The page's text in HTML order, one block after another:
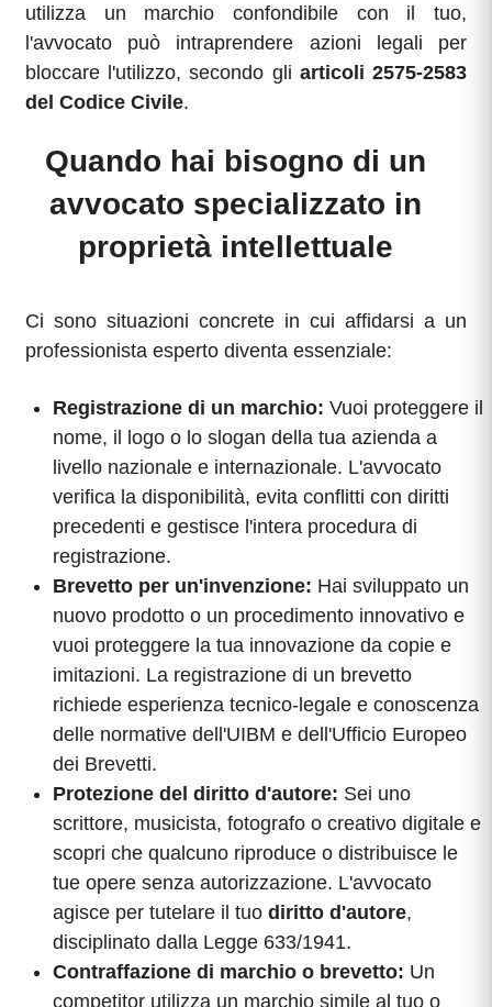
utilizza un marchio confondibile con il tuo,
l'avvocato può intraprendere azioni legali per
bloccare l'utilizzo, secondo gli articoli 2575-2583
del Codice Civile.
Quando hai bisogno di un
avvocato specializzato in
proprietà intellettuale
Ci sono situazioni concrete in cui affidarsi a un
professionista esperto diventa essenziale:
Registrazione di un marchio: Vuoi proteggere il
nome, il logo o lo slogan della tua azienda a
livello nazionale e internazionale. L'avvocato
verifica la disponibilità, evita conflitti con diritti
precedenti e gestisce l'intera procedura di
registrazione.
Brevetto per un'invenzione: Hai sviluppato un
nuovo prodotto o un procedimento innovativo e
vuoi proteggere la tua innovazione da copie e
imitazioni. La registrazione di un brevetto
richiede esperienza tecnico-legale e conoscenza
delle normative dell'UIBM e dell'Ufficio Europeo
dei Brevetti.
Protezione del diritto d'autore: Sei uno
scrittore, musicista, fotografo o creativo digitale e
scopri che qualcuno riproduce o distribuisce le
tue opere senza autorizzazione. L'avvocato
agisce per tutelare il tuo diritto d'autore,
disciplinato dalla Legge 633/1941.
Contraffazione di marchio o brevetto: Un
competitor utilizza un marchio simile al tuo o